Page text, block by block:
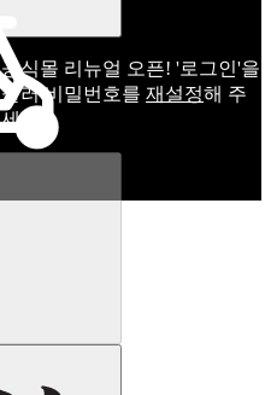
공식몰 리뉴얼 오픈! '로그인'을
눌러 비밀번호를 재설정해 주
세요.